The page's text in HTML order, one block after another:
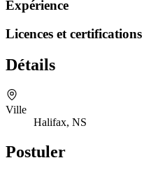
Expérience
Licences et certifications
Détails
Ville
Halifax, NS
Postuler